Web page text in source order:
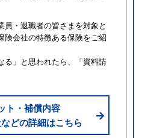
員・退職者の皆さまを対象と
険会社の特徴ある保険をご紹
る」と思われたら、「資料請
ト・補償内容
どの詳細はこちら